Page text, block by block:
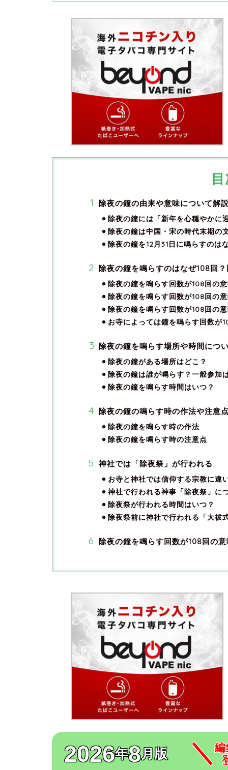
除夜の鐘の由来や意味について解
除夜の鐘には「新年を心穏やかに
除夜の鐘は中国・宋の時代末期の
除夜の鐘を12月31日に鳴らすのは
除夜の鐘を鳴らすのはなぜ108回
除夜の鐘を鳴らす回数が108回の
除夜の鐘を鳴らす回数が108回の
除夜の鐘を鳴らす回数が108回の
お寺によっては鐘を鳴らす回数が
除夜の鐘を鳴らす場所や時間につ
除夜の鐘がある場所はどこ？
除夜の鐘は誰が鳴らす？一般参加
除夜の鐘を鳴らす時間はいつ？
除夜の鐘の鳴らす時の作法や注意
除夜の鐘を鳴らす時の作法
除夜の鐘を鳴らす時の注意点
神社では「除夜祭」が行われる
お寺と神社では信仰する宗教に違
神社で行われる神事「除夜祭」に
除夜祭が行われる時間はいつ？
除夜祭前に神社で行われる「大祓
除夜の鐘を鳴らす回数が108回の
2026年8月版
編